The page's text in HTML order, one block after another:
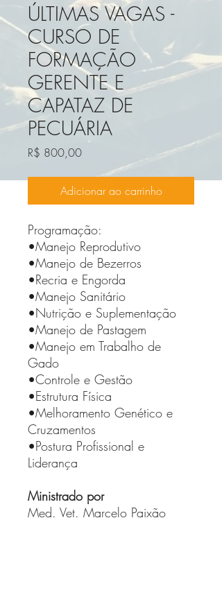
ÚLTIMAS VAGAS -
CURSO DE
FORMAÇÃO
GERENTE E
CAPATAZ DE
PECUÁRIA
R$ 800,00Preço
Adicionar ao carrinho
Programação:
•Manejo Reprodutivo
•Manejo de Bezerros
•Recria e Engorda
•Manejo Sanitário
•Nutrição e Suplementação
•Manejo de Pastagem
•Manejo em Trabalho de
Gado
•Controle e Gestão
•Estrutura Física
•Melhoramento Genético e
Cruzamentos
•Postura Profissional e
Liderança
Ministrado por
Med. Vet. Marcelo Paixão